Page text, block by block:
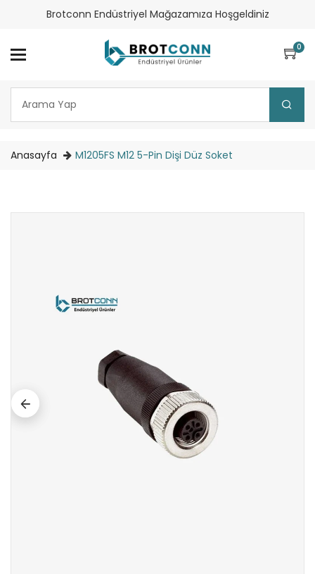
Brotconn Endüstriyel Mağazamıza Hoşgeldiniz
0
Anasayfa M1205FS M12 5-Pin Dişi Düz Soket